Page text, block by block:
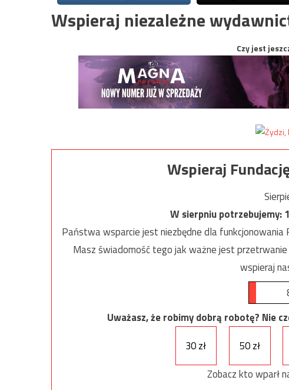
Wspieraj niezależne
Czy jest
Wspieraj
W sierpniu potrzebujemy:
Państwa wsparcie jest niezbędne dla funkcjonowania
Masz świadomość tego jak ważne jest
wspieraj
Uważasz, że robimy dobrą robotę? Nie
30 zł
50 zł
Zobacz kto wparł